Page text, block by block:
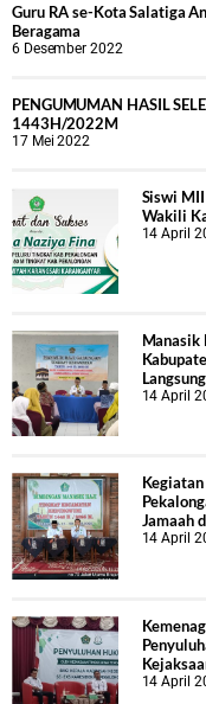
Guru RA se-Kota Salatiga
Beragama
6 Desember 2022
PENGUMUMAN HASIL
1443H/2022M
17 Mei 2022
Siswi MII
Wakili
14 April
Manasik
14 April
Jamaah
14 April
14 April